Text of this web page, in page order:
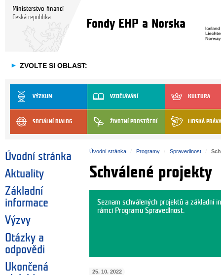
Ministerstvo financí
Česká republika
Fondy EHP a Norska
► ZVOLTE SI OBLAST:
VÝZKUM VZDĚLÁVÁNÍ KULTURA
SOCIÁLNÍ DIALOG ŽIVOTNÍ PROSTŘEDÍ LIDSKÁ PRÁVA
Úvodní stránka
Aktuality
Základní
informace
Výzvy
Otázky a
odpovědi
Ukončená
Úvodní stránka Programy Spravedlnost
Schválené projekty
Seznam schválených projektů a základní
rámci Programu Spravedlnost.
25. 10. 2022